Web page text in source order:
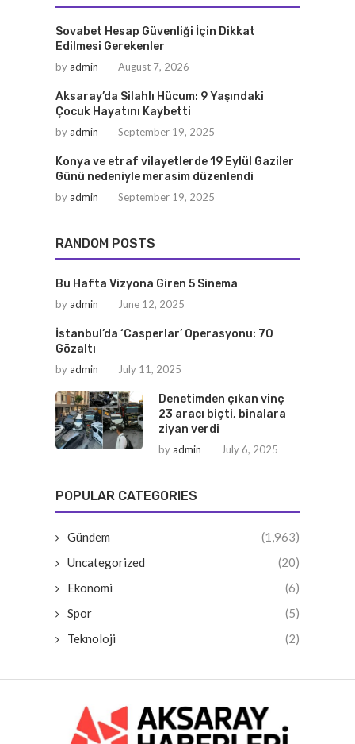
Sovabet Hesap Güvenliği İçin Dikkat
Edilmesi Gerekenler
byadmin August 7, 2026
Aksaray’da Silahlı Hücum: 9 Yaşındaki
Çocuk Hayatını Kaybetti
byadmin September 19, 2025
Konya ve etraf vilayetlerde 19 Eylül Gaziler
Günü nedeniyle merasim düzenlendi
byadmin September 19, 2025
RANDOM POSTS
Bu Hafta Vizyona Giren 5 Sinema
byadmin June 12, 2025
İstanbul’da ‘Casperlar’ Operasyonu: 70
Gözaltı
byadmin July 11, 2025
Denetimden çıkan vinç
23 aracı biçti, binalara
ziyan verdi
byadmin July 6, 2025
POPULAR CATEGORIES
Gündem
(1,963)
Uncategorized
(20)
Ekonomi
(6)
Spor
(5)
Teknoloji
(2)